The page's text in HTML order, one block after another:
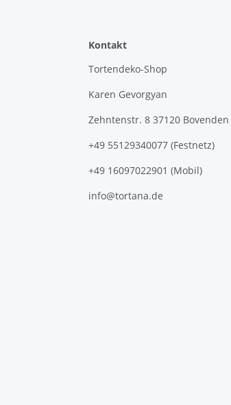
Kontakt
Tortendeko-Shop
Karen Gevorgyan
Zehntenstr. 8 37120 Bovenden
+49 55129340077 (Festnetz)
+49 16097022901 (Mobil)
info@tortana.de